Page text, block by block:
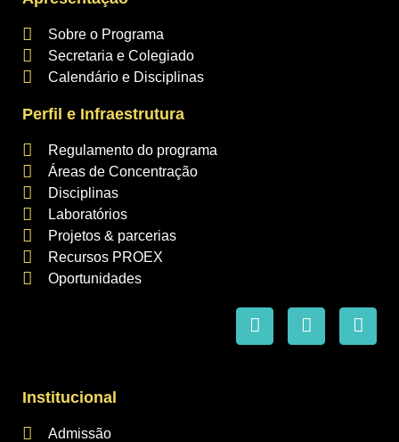
Sobre o Programa
Secretaria e Colegiado
Calendário e Disciplinas
Perfil e Infraestrutura
Regulamento do programa
Áreas de Concentração
Disciplinas
Laboratórios
Projetos & parcerias
Recursos PROEX
Oportunidades
Institucional
Admissão